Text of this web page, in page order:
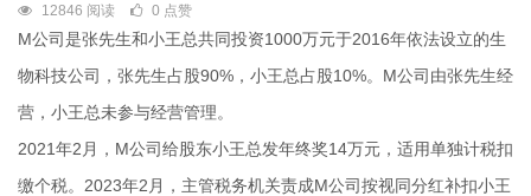
12846 阅读 0 点赞
M公司是张先生和小王总共同投资1000万元于2016年依法设立的生
物科技公司，张先生占股90%，小王总占股10%。M公司由张先生经
营，小王总未参与经营管理。
2021年2月，M公司给股东小王总发年终奖14万元，适用单独计税扣
缴个税。2023年2月，主管税务机关责成M公司按视同分红补扣小王